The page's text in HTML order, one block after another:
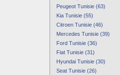
Peugeot Tunisie (63)
Kia Tunisie (55)
Citroen Tunisie (46)
Mercedes Tunisie (39)
Ford Tunisie (36)
Fiat Tunisie (31)
Hyundai Tunisie (30)
Seat Tunisie (26)